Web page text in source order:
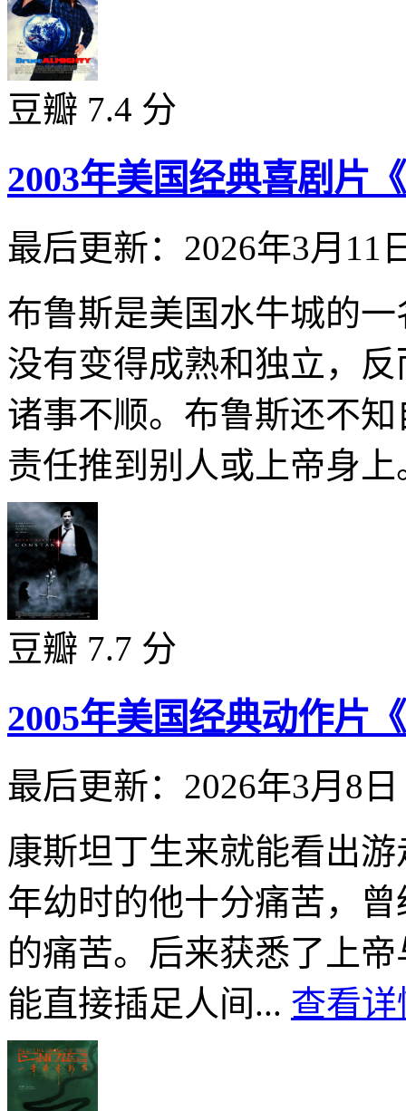
豆瓣 7.4 分
2003年美国经典喜剧片
最后更新：2026年3月11
布鲁斯是美国水牛城的
没有变得成熟和独立，
诸事不顺。布鲁斯还不
责任推到别人或上帝身
豆瓣 7.7 分
2005年美国经典动作片
最后更新：2026年3月8日
康斯坦丁生来就能看出
年幼时的他十分痛苦，
的痛苦。后来获悉了上
能直接插足人间... 查看详